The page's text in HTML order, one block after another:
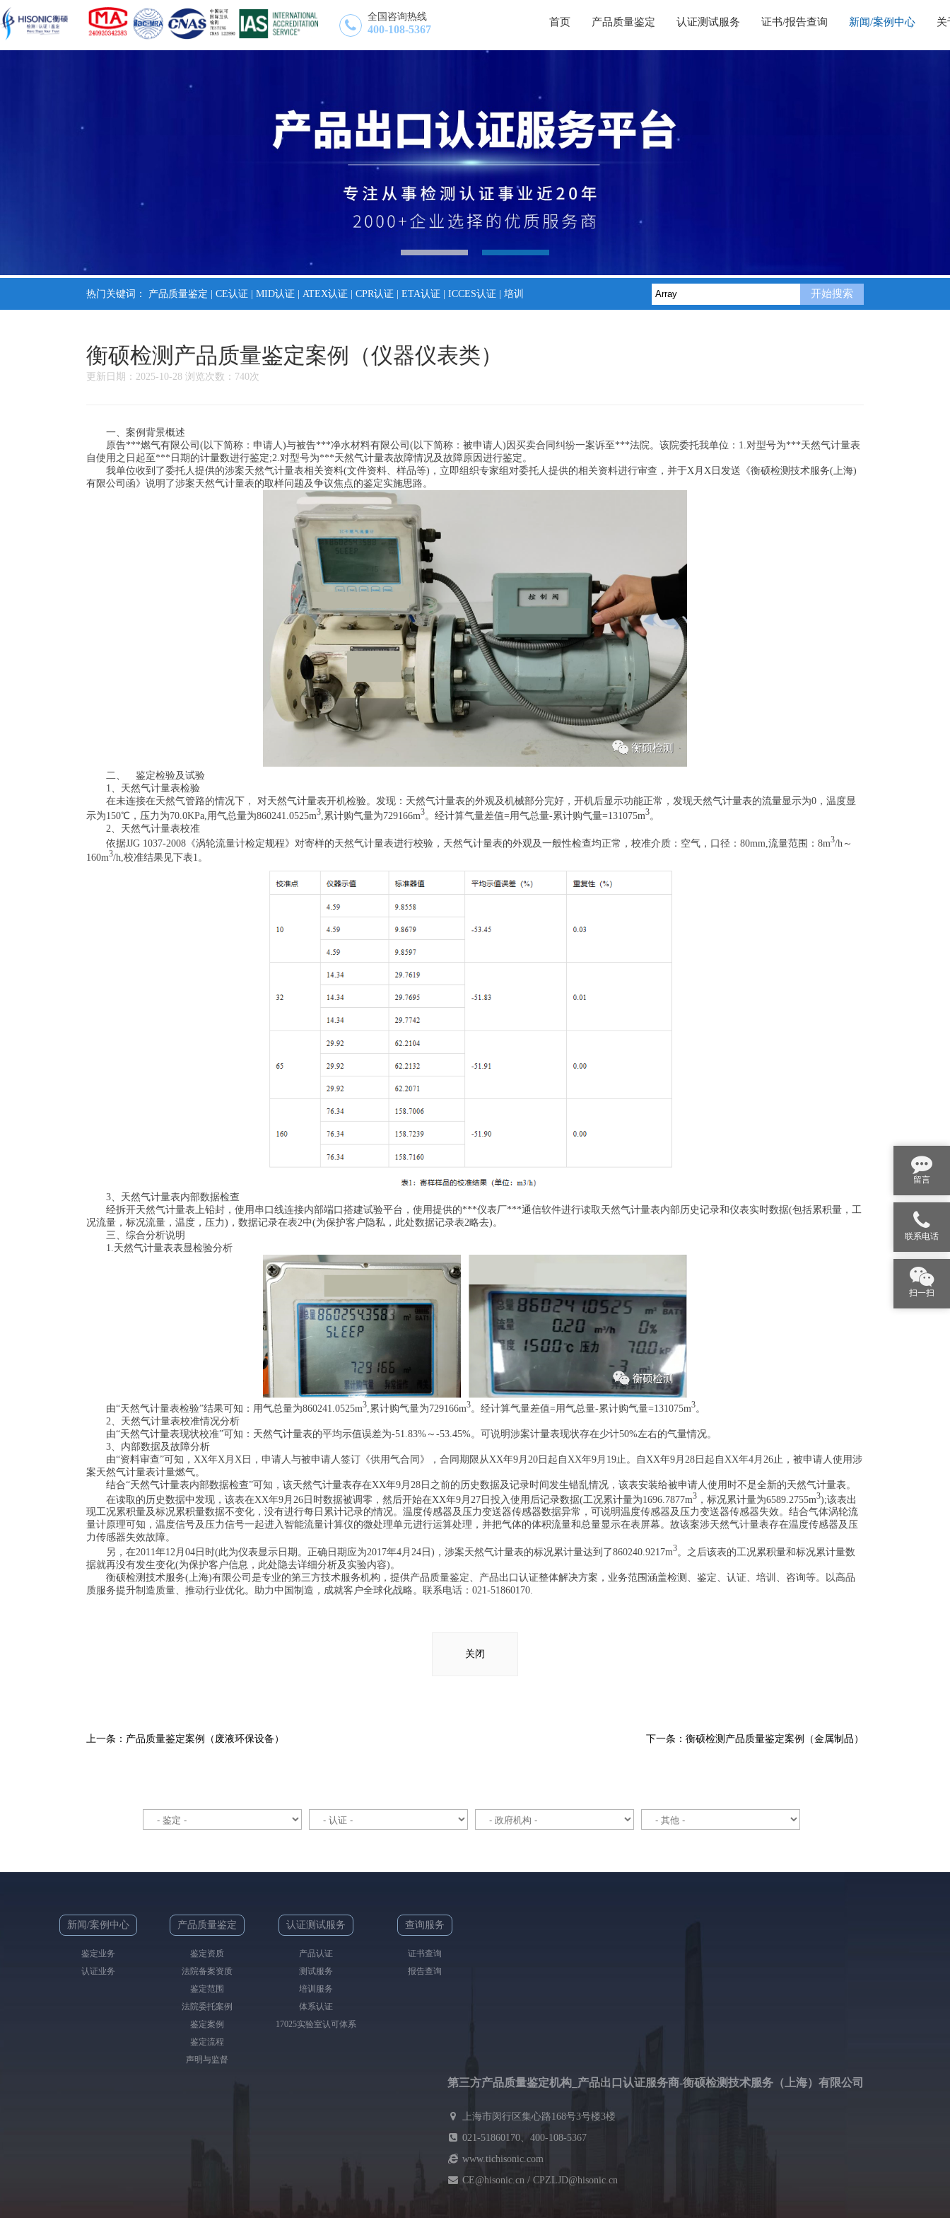
全国咨询热线
400-108-5367
首页 产品质量鉴定 认证测试服务 证书/报告查询 新闻/案例中心 关
热门关键词： 产品质量鉴定 CE认证 MID认证 ATEX认证 CPR认证 ETA认证 ICCES认证 培训
衡硕检测产品质量鉴定案例（仪器仪表类）
更新日期：2025-10-28 浏览次数：740次
一、案例背景概述
原告***燃气有限公司(以下简称：申请人)与被告***净水材料有限公司(以下简称：被申请人)因买卖合同纠纷一案诉至***法院。该院委托我单位：1.对型号为***天然气计量表
自使用之日起至***日期的计量数进行鉴定;2.对型号为***天然气计量表故障情况及故障原因进行鉴定。
我单位收到了委托人提供的涉案天然气计量表相关资料(文件资料、样品等)，立即组织专家组对委托人提供的相关资料进行审查，并于X月X日发送《衡硕检测技术服务(上海)
有限公司函》说明了涉案天然气计量表的取样问题及争议焦点的鉴定实施思路。
二、 鉴定检验及试验
1、天然气计量表检验
在未连接在天然气管路的情况下， 对天然气计量表开机检验。发现：天然气计量表的外观及机械部分完好，开机后显示功能正常，发现天然气计量表的流量显示为0，温度显
示为150℃，压力为70.0KPa,用气总量为860241.0525m3 ,累计购气量为729166m3。经计算气量差值=用气总量-累计购气量=131075m3。
2、天然气计量表校准
依据JJG 1037-2008《涡轮流量计检定规程》对寄样的天然气计量表进行校验，天然气计量表的外观及一般性检查均正常，校准介质：空气，口径：80mm,流量范围：8m3/h～
160m3/h,校准结果见下表1。
3、天然气计量表内部数据检查
经拆开天然气计量表上铅封，使用串口线连接内部端口搭建试验平台，使用提供的***仪表厂***通信软件进行读取天然气计量表内部历史记录和仪表实时数据(包括累积量，工
况流量，标况流量，温度，压力)，数据记录在表2中(为保护客户隐私，此处数据记录表2略去)。
三、综合分析说明
1.天然气计量表表显检验分析
由“天然气计量表检验”结果可知：用气总量为860241.0525m3 ,累计购气量为729166m3。经计算气量差值=用气总量-累计购气量=131075m3。
2、天然气计量表校准情况分析
由“天然气计量表现状校准”可知：天然气计量表的平均示值误差为-51.83%～-53.45%。可说明涉案计量表现状存在少计50%左右的气量情况。
3、内部数据及故障分析
由“资料审查”可知，XX年X月X日，申请人与被申请人签订《供用气合同》，合同期限从XX年9月20日起自XX年9月19止。自XX年9月28日起自XX年4月26止，被申请人使用涉
案天然气计量表计量燃气。
结合“天然气计量表内部数据检查”可知，该天然气计量表存在XX年9月28日之前的历史数据及记录时间发生错乱情况，该表安装给被申请人使用时不是全新的天然气计量表。
在读取的历史数据中发现，该表在XX年9月26日时数据被调零，然后开始在XX年9月27日投入使用后记录数据(工况累计量为1696.7877m3 ，标况累计量为6589.2755m3);该表出
现工况累积量及标况累积量数据不变化，没有进行每日累计记录的情况。温度传感器及压力变送器传感器数据异常，可说明温度传感器及压力变送器传感器失效。结合气体涡轮流
量计原理可知，温度信号及压力信号一起进入智能流量计算仪的微处理单元进行运算处理，并把气体的体积流量和总量显示在表屏幕。故该案涉天然气计量表存在温度传感器及压
力传感器失效故障。
另，在2011年12月04日时(此为仪表显示日期。正确日期应为2017年4月24日)，涉案天然气计量表的标况累计量达到了860240.9217m3。之后该表的工况累积量和标况累计量数
据就再没有发生变化(为保护客户信息，此处隐去详细分析及实验内容)。
衡硕检测技术服务(上海)有限公司是专业的第三方技术服务机构，提供产品质量鉴定、产品出口认证整体解决方案，业务范围涵盖检测、鉴定、认证、培训、咨询等。以高品
质服务提升制造质量、推动行业优化。助力中国制造，成就客户全球化战略。联系电话：021-51860170.
关闭
上一条：产品质量鉴定案例（废液环保设备） 下一条：衡硕检测产品质量鉴定案例（金属制品）
新闻/案例中心
鉴定业务
认证业务
产品质量鉴定
鉴定资质
法院备案资质
鉴定范围
法院委托案例
鉴定案例
鉴定流程
声明与监督
认证测试服务
产品认证
测试服务
培训服务
体系认证
17025实验室认可体系
查询服务
证书查询
报告查询
第三方产品质量鉴定机构_产品出口认证服务商-衡硕检测技术服务（上海）有限公司
上海市闵行区集心路168号3号楼3楼
021-51860170、400-108-5367
www.tichisonic.com
CE@hisonic.cn / CPZLJD@hisonic.cn
留言
联系电话
扫一扫